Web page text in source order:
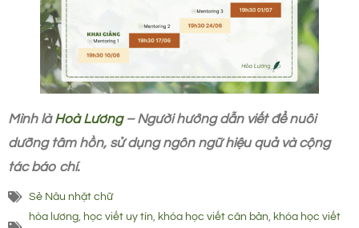
Mình làHoà Lương– Người hướng dẫn viết để nuôi
dưỡng tâm hồn, sử dụng ngôn ngữ hiệu quả và cộng
tác báo chí.
Sẻ Nâu nhặt chữ
hòa lương học viết uy tín khóa học viết căn bản
khóa học viết